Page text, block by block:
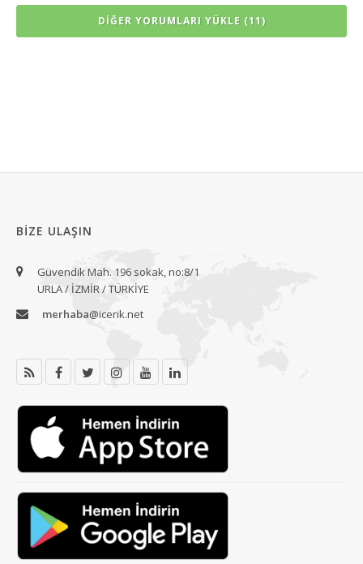
DIĞER YORUMLARI YÜKLE (11)
BIZE ULAŞIN
Güvendik Mah. 196 sokak, no:8/1
URLA / İZMİR / TÜRKİYE
merhaba@icerik.net